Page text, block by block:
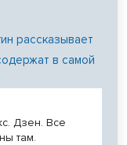
рассказывает
в самой
Дзен. Все
там.